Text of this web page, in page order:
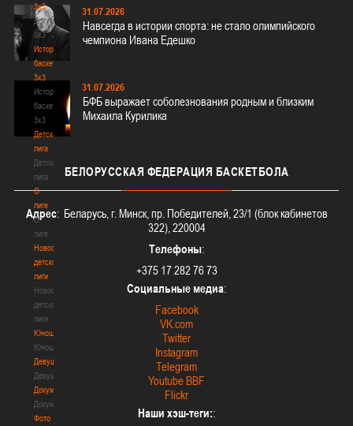
3х3
Документы
3х3
История
баскетбола
3х3
История
баскетбола
3х3
Детская
лига
Детская
лига
О
лиге
О
лиге
Новости
детской
лиги
Новости
детской
лиги
Юноши
Юноши
Девушки
Девушки
Документы
Документы
Фото
31.07.2026
Навсегда в истории спорта: не стало олимпийского
чемпиона Ивана Едешко
31.07.2026
БФБ выражает соболезнования родным и близким
Михаила Курилика
БЕЛОРУССКАЯ ФЕДЕРАЦИЯ БАСКЕТБОЛА
Адрес: Беларусь, г. Минск, пр. Победителей, 23/1 (блок кабинетов
322), 220004
Телефоны:
+375 17 282 76 73
Социальные медиа:
Facebook
VK.com
Twitter
Instagram
Telegram
Youtube BBF
Flickr
Наши хэш-теги::